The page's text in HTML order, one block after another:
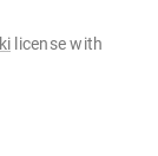
license with